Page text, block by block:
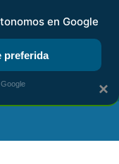
RENTA
×
en Google
preferida